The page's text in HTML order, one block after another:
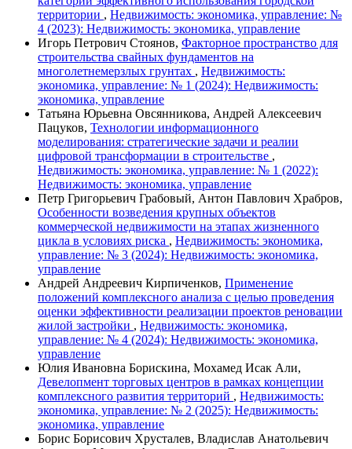
территории , Недвижимость: экономика, управление: №
4 (2023): Недвижимость: экономика, управление
Игорь Петрович Стоянов, Факторное пространство для
строительства свайных фундаментов на
многолетнемерзлых грунтах , Недвижимость:
экономика, управление: № 1 (2024): Недвижимость:
экономика, управление
Татьяна Юрьевна Овсянникова, Андрей Алексеевич
Пацуков, Технологии информационного
моделирования: стратегические задачи и реалии
цифровой трансформации в строительстве ,
Недвижимость: экономика, управление: № 1 (2022):
Недвижимость: экономика, управление
Петр Григорьевич Грабовый, Антон Павлович Храбров,
Особенности возведения крупных объектов
коммерческой недвижимости на этапах жизненного
цикла в условиях риска , Недвижимость: экономика,
управление: № 3 (2024): Недвижимость: экономика,
управление
Андрей Андреевич Кирпиченков, Применение
положений комплексного анализа с целью проведения
оценки эффективности реализации проектов реновации
жилой застройки , Недвижимость: экономика,
управление: № 4 (2024): Недвижимость: экономика,
управление
Юлия Ивановна Борискина, Мохамед Исак Али,
Девелопмент торговых центров в рамках концепции
комплексного развития территорий , Недвижимость:
экономика, управление: № 2 (2025): Недвижимость:
экономика, управление
Борис Борисович Хрусталев, Владислав Анатольевич